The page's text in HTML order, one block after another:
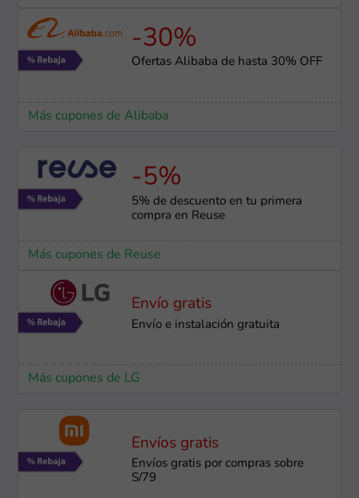
-30%
Ofertas Alibaba de hasta 30% OFF
Más cupones de Alibaba
-5%
5% de descuento en tu primera
compra en Reuse
Más cupones de Reuse
Envío gratis
Envío e instalación ​gratuita
Más cupones de LG
Envíos gratis
Envíos gratis por compras sobre
S/79